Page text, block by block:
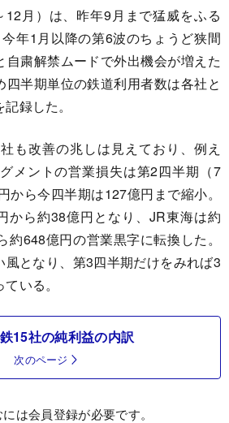
月）は、昨年9月まで猛威をふる
年1月以降の第6波のちょうど狭間
自粛解禁ムードで外出機会が増えた
四半期単位の鉄道利用者数は各社と
録した。
も改善の兆しは見えており、例え
メントの営業損失は第2四半期（7
から今四半期は127億円まで縮小。
から約38億円となり、JR東海は約
648億円の営業黒字に転換した。
となり、第3四半期だけをみれば3
いる。
15社の純利益の内訳
次のページ
は会員登録が必要です。